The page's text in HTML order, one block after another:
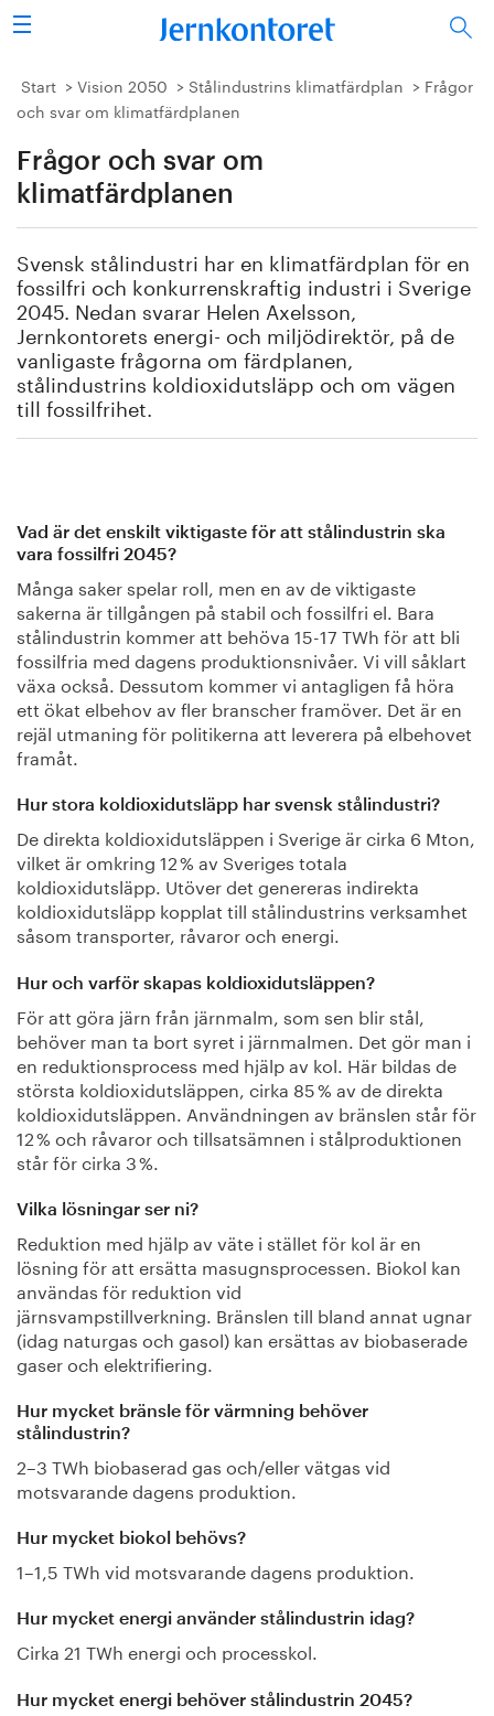
Sök
Stålindustrin
Forskning/utbildning
Energi/miljö
Vi tycker
Publicerat
Bildbank
Start Vision 2050 Stålindustrins klimatfärdplan
Frågor
och svar om klimatfärdplanen
Frågor och svar om
klimatfärdplanen
Svensk stålindustri har en klimatfärdplan för en
fossilfri och konkurrenskraftig industri i Sverige
2045. Nedan svarar Helen Axelsson,
Jernkontorets energi- och miljödirektör, på de
vanligaste frågorna om färdplanen,
stålindustrins koldioxidutsläpp och om vägen
till fossilfrihet.
Vad är det enskilt viktigaste för att stålindustrin ska
vara fossilfri 2045?
Många saker spelar roll, men en av de viktigaste
sakerna är tillgången på stabil och fossilfri el. Bara
stålindustrin kommer att behöva 15-17 TWh för att bli
fossilfria med dagens produktionsnivåer. Vi vill såklart
växa också. Dessutom kommer vi antagligen få höra
ett ökat elbehov av fler branscher framöver. Det är en
rejäl utmaning för politikerna att leverera på elbehovet
framåt.
Hur stora koldioxidutsläpp har svensk stålindustri?
De direkta koldioxidutsläppen i Sverige är cirka 6 Mton,
vilket är omkring 12 % av Sveriges totala
koldioxidutsläpp. Utöver det genereras indirekta
koldioxidutsläpp kopplat till stålindustrins verksamhet
såsom transporter, råvaror och energi.
Hur och varför skapas koldioxidutsläppen?
För att göra järn från järnmalm, som sen blir stål,
behöver man ta bort syret i järnmalmen. Det gör man i
en reduktionsprocess med hjälp av kol. Här bildas de
största koldioxidutsläppen, cirka 85 % av de direkta
koldioxidutsläppen. Användningen av bränslen står för
12 % och råvaror och tillsatsämnen i stålproduktionen
står för cirka 3 %.
Vilka lösningar ser ni?
Reduktion med hjälp av väte i stället för kol är en
lösning för att ersätta masugnsprocessen. Biokol kan
användas för reduktion vid
järnsvampstillverkning. Bränslen till bland annat ugnar
(idag naturgas och gasol) kan ersättas av biobaserade
gaser och elektrifiering.
Hur mycket bränsle för värmning behöver
stålindustrin?
2–3 TWh biobaserad gas och/eller vätgas vid
motsvarande dagens produktion.
Hur mycket biokol behövs?
1–1,5 TWh vid motsvarande dagens produktion.
Hur mycket energi använder stålindustrin idag?
Cirka 21 TWh energi och processkol.
Hur mycket energi behöver stålindustrin 2045?